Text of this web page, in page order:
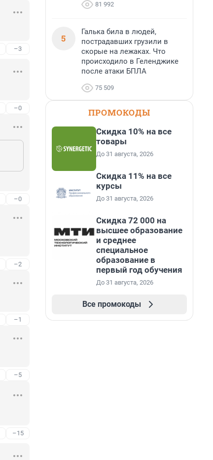
–3
–0
–0
–2
–1
–5
–15
81 992
5
Галька била в людей,
пострадавших грузили в
скорые на лежаках. Что
происходило в Геленджике
после атаки БПЛА
75 509
ПРОМОКОДЫ
Скидка 10% на все
товары
До 31 августа, 2026
Скидка 11% на все
курсы
До 31 августа, 2026
Скидка 72 000 на
высшее образование
и среднее
специальное
образование в
первый год обучения
До 31 августа, 2026
Все промокоды